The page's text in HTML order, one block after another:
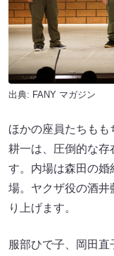
出典: FANY マガジン
ほかの座員たちもも
耕一は、圧倒的な存
す。内場は森田の婚
場。ヤクザ役の酒井
り上げます。
服部ひで子、岡田直